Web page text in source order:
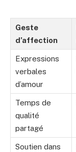
Geste
d’affection
Expressions
verbales
d’amour
Temps de
qualité
partagé
Soutien dans